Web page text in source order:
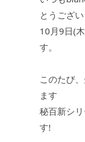
とうござい
10月9日(
す。
このたび
ます
秘百新シ
す!
JEWELRY
MEN'S
OTHER